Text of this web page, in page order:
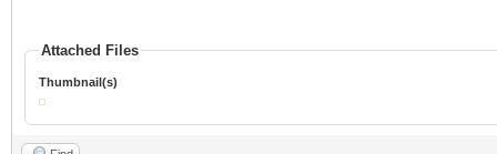
Attached Files
Thumbnail(s)